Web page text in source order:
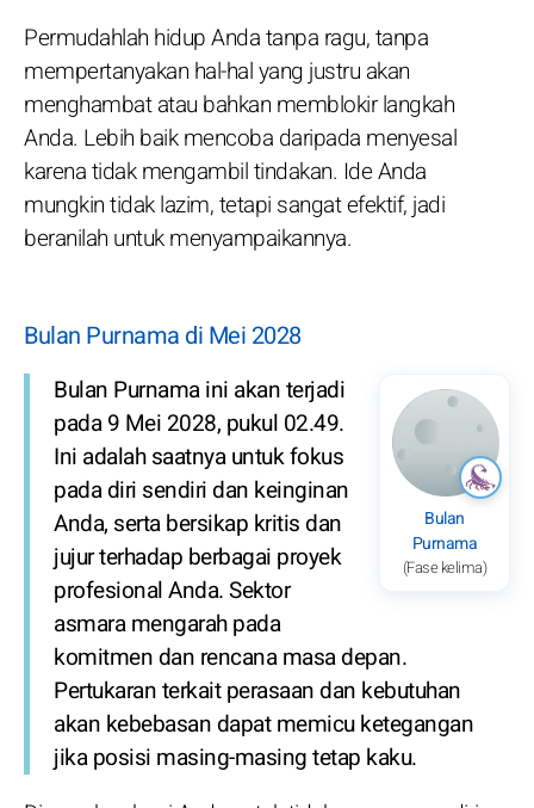
Permudahlah hidup Anda tanpa ragu, tanpa
mempertanyakan hal-hal yang justru akan
menghambat atau bahkan memblokir langkah
Anda. Lebih baik mencoba daripada menyesal
karena tidak mengambil tindakan. Ide Anda
mungkin tidak lazim, tetapi sangat efektif, jadi
beranilah untuk menyampaikannya.
Bulan Purnama di Mei 2028
Bulan
Purnama
(Fase kelima)
Bulan Purnama ini akan terjadi
pada 9 Mei 2028, pukul 02.49.
Ini adalah saatnya untuk fokus
pada diri sendiri dan keinginan
Anda, serta bersikap kritis dan
jujur terhadap berbagai proyek
profesional Anda. Sektor
asmara mengarah pada
komitmen dan rencana masa depan.
Pertukaran terkait perasaan dan kebutuhan
akan kebebasan dapat memicu ketegangan
jika posisi masing-masing tetap kaku.